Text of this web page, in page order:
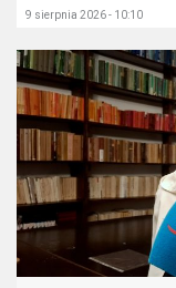
9 sierpnia 2026 - 10:10